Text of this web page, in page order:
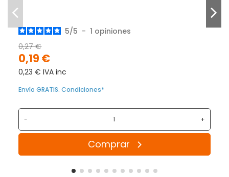
5/5 - 1 opiniones
0,19 €
0,27 €
0,23 € IVA inc
Envío GRATIS. Condiciones*
- +
Comprar